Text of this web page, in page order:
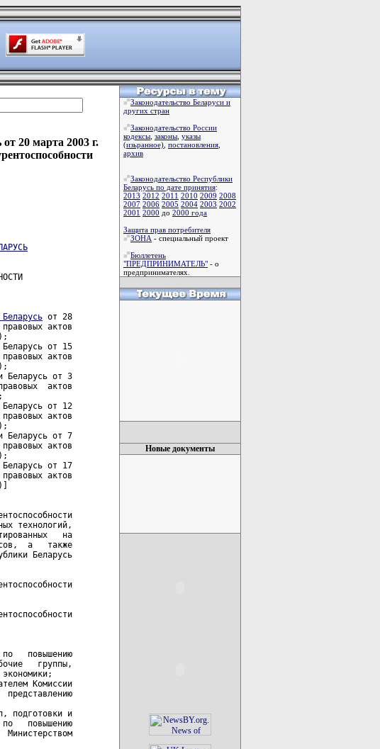
20 марта 2003 г.
от 28
актов
от 15
актов
Беларусь от 3
актов
от 12
актов
Беларусь от 7
актов
от 17
актов
технологий,
на
а   также
Беларусь
повышению
группы,
Комиссии
подготовки и
повышению
Законодательство Беларуси и
других стран
Законодательство России
кодексы законы указы
(изьранное) постановления
архив
Законодательство Республики
Беларусь по дате принятия:
2013 2012 2011 2010 2009 2008
2007 2006 2005 2004 2003 2002
2001 2000 до 2000 года
Защита прав потребителя
ЗОНА - специальный проект
Бюллетень
"ПРЕДПРИНИМАТЕЛЬ" - о
предпринимателях.
Новые документы